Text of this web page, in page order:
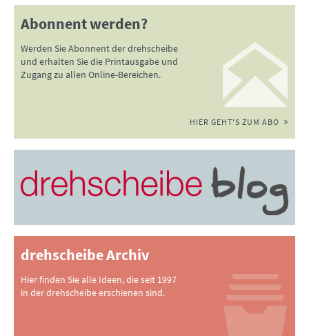
Abonnent werden?
Werden Sie Abonnent der drehscheibe
und erhalten Sie die Printausgabe und
Zugang zu allen Online-Bereichen.
HIER GEHT'S ZUM ABO
drehscheibe Archiv
Hier finden Sie alle Ideen, die seit 1997
in der drehscheibe erschienen sind.